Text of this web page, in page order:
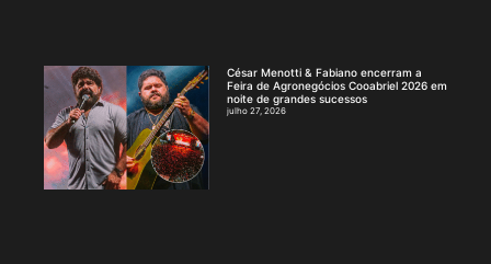
César Menotti & Fabiano encerram a
Feira de Agronegócios Cooabriel 2026 em
noite de grandes sucessos
julho 27, 2026